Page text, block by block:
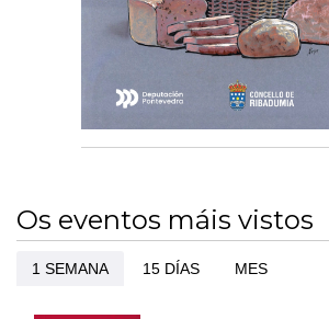
Os eventos máis vistos
1 SEMANA 15 DÍAS MES